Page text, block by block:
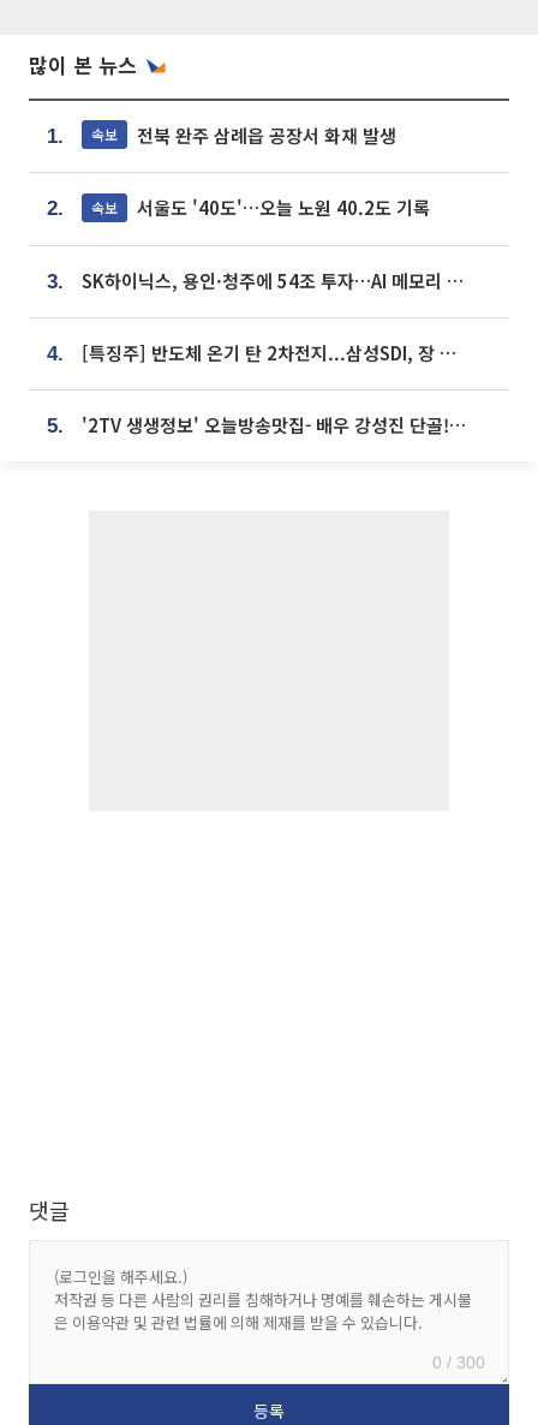
많이 본 뉴스
1. 속보 전북 완주 삼례읍 공장서 화재 발생
2. 속보 서울도 '40도'…오늘 노원 40.2도 기록
3. SK하이닉스, 용인·청주에 54조 투자…AI 메모리 생산기지 키운다
4. [특징주] 반도체 온기 탄 2차전지...삼성SDI, 장 초반 7% 넘게 껑충
5. '2TV 생생정보' 오늘방송맛집- 배우 강성진 단골! 쌀국수ㆍ푸팟퐁 커리 맛집 '블○○○'
댓글
0 / 300